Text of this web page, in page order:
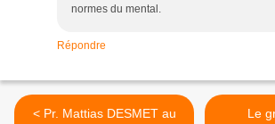
normes du mental.
Répondre
< Pr. Mattias DESMET au